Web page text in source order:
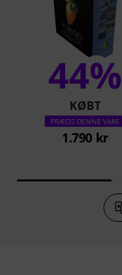
44%
KØBT
PRÆCIS DENNE VARE
1.790 kr